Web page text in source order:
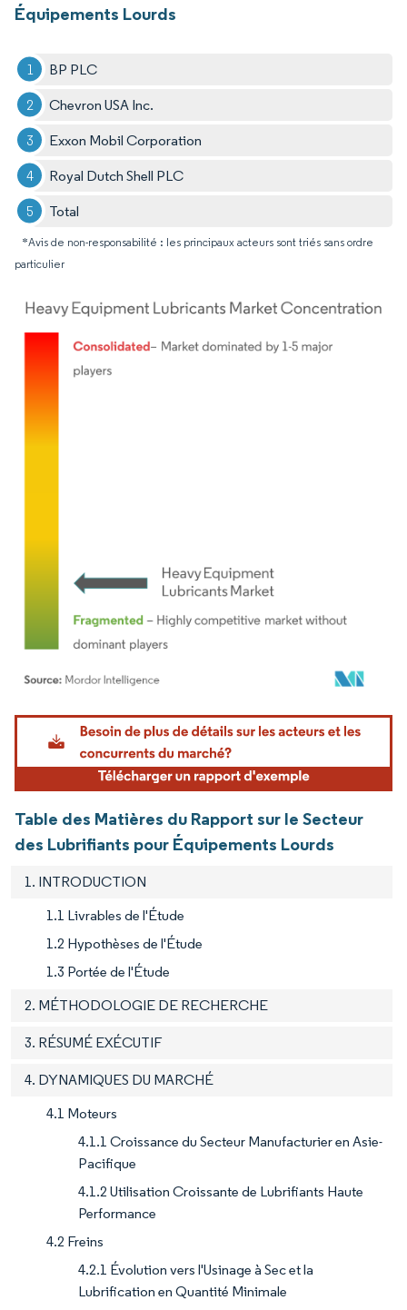
Équipements Lourds
BP PLC
Chevron USA Inc.
Exxon Mobil Corporation
Royal Dutch Shell PLC
Total
*Avis de non-responsabilité : les principaux acteurs sont triés sans ordre
particulier
Image © Mordor Intelligence. La réutilisation nécessite une attribution sous CC BY
Table des Matières du Rapport sur le Secteur
des Lubrifiants pour Équipements Lourds
1. INTRODUCTION
1.1 Livrables de l'Étude
1.2 Hypothèses de l'Étude
1.3 Portée de l'Étude
2. MÉTHODOLOGIE DE RECHERCHE
3. RÉSUMÉ EXÉCUTIF
4. DYNAMIQUES DU MARCHÉ
4.1 Moteurs
4.1.1 Croissance du Secteur Manufacturier en Asie-
Pacifique
4.1.2 Utilisation Croissante de Lubrifiants Haute
Performance
4.2 Freins
4.2.1 Évolution vers l'Usinage à Sec et la
Lubrification en Quantité Minimale